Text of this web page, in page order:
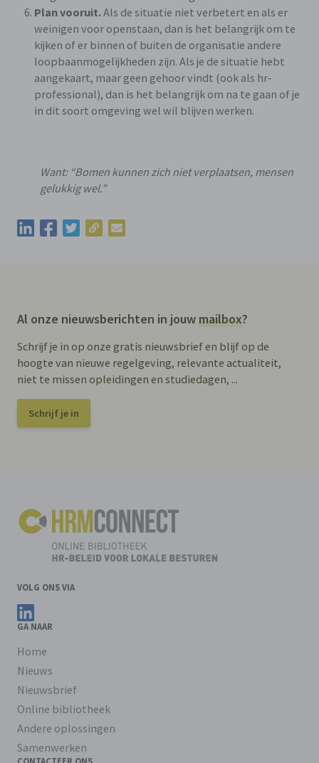
Plan vooruit.Als de situatie niet verbetert en als er
weinigen voor openstaan, dan is het belangrijk om te
kijken of er binnen of buiten de organisatie andere
loopbaanmogelijkheden zijn. Als je de situatie hebt
aangekaart, maar geen gehoor vindt (ook als hr-
professional), dan is het belangrijk om na te gaan of je
in dit soort omgeving wel wil blijven werken.
Want: “Bomen kunnen zich niet verplaatsen, mensen
gelukkig wel.”
Deel deze update via LinkedIn
Deel deze update via Facebook
Deel deze update via Twitter
Kopieer de permalink van deze update
Deel deze update via e-mail
Al onze nieuwsberichten in jouw mailbox?
Schrijf je in op onze gratis nieuwsbrief en blijf op de
hoogte van nieuwe regelgeving, relevante actualiteit,
niet te missen opleidingen en studiedagen, ...
Schrijf je in
VOLG ONS VIA
Volg ons op LinkedIn
GA NAAR
Home
Nieuws
Nieuwsbrief
Online bibliotheek
Andere oplossingen
Samenwerken
CONTACTEER ONS